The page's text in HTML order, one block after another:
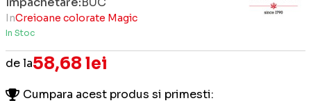
InCreioane colorate Magic
In Stoc
de la58,68 lei
Cumpara acest produs si primesti: